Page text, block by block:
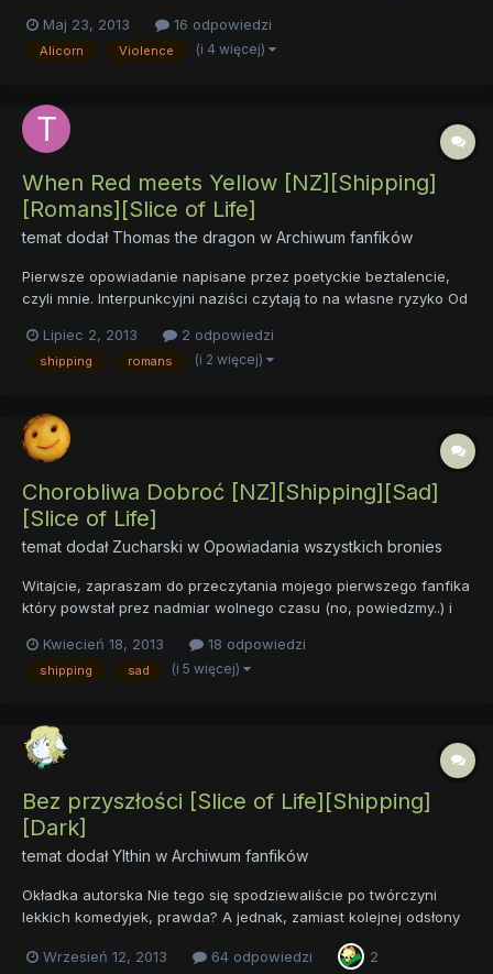
dwóch FF na raz, ale trzeba mieć nadzieję. Zapraszam do
czytania. Grupka ocalałych z mordu alicornów postanawia...
Maj 23, 2013 16 odpowiedzi
Alicorn Violence (i 4 więcej)
When Red meets Yellow [NZ][Shipping]
[Romans][Slice of Life]
temat dodał Thomas the dragon w Archiwum fanfików
Pierwsze opowiadanie napisane przez poetyckie beztalencie,
czyli mnie. Interpunkcyjni naziści czytają to na własne ryzyko Od
niezwykle oryginalne ani świeże. Po prostu chciałem to napisać i
to zrobiłem. https://docs.google.com/document/d/13e...
Lipiec 2, 2013 2 odpowiedzi
shipping romans (i 2 więcej)
Chorobliwa Dobroć [NZ][Shipping][Sad]
[Slice of Life]
temat dodał Zucharski w Opowiadania wszystkich bronies
Witajcie, zapraszam do przeczytania mojego pierwszego fanfika
który powstał prez nadmiar wolnego czasu (no, powiedzmy..) i
błędów, interpunkcyjnych, narracyjnych itd. Wytykajci mi je Opis:
Fluttershy jest zakochana w Rainbow Dash, jednak pr...
Kwiecień 18, 2013 18 odpowiedzi
shipping sad (i 5 więcej)
Bez przyszłości [Slice of Life][Shipping]
[Dark]
temat dodałYlthin w Archiwum fanfików
Okładka autorska Nie tego się spodziewaliście po twórczyni
lekkich komedyjek, prawda? A jednak, zamiast kolejnej odsłony
cydrowej serii wrzucam fanfika z nią niezwiązanego. Cała rzecz
rodziła się w bólach od 2011, kiedy po raz pierwszy
Wrzesień 12, 2013 64 odpowiedzi 2